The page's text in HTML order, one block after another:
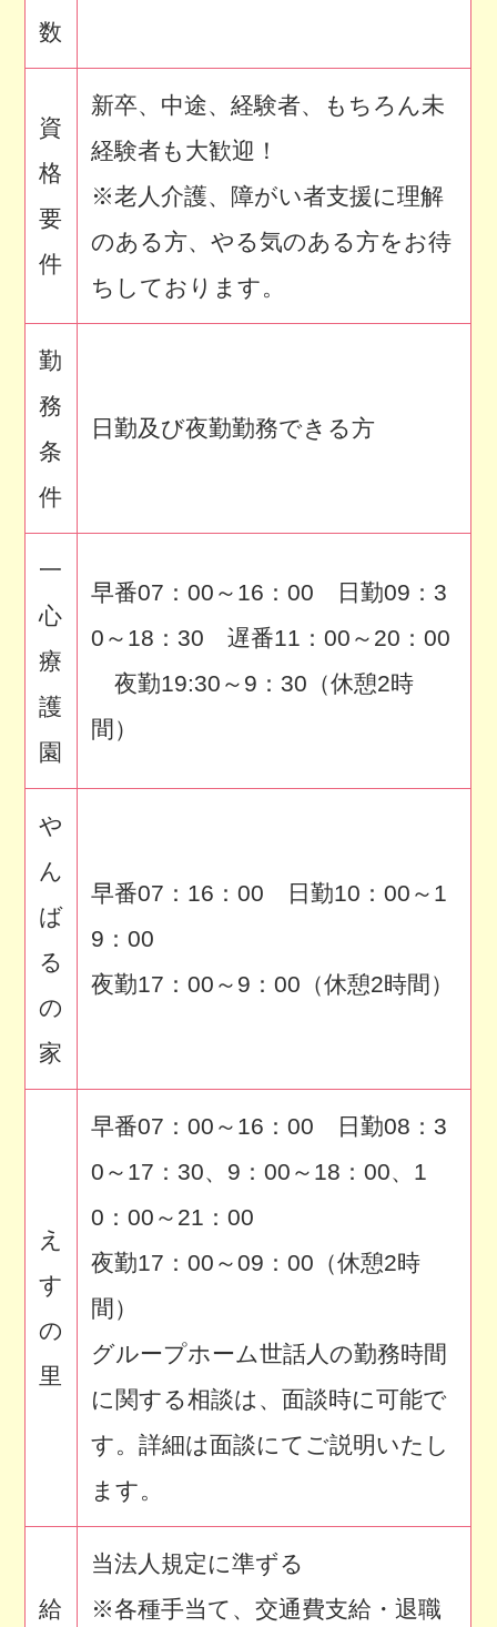
数
資
格
要
件
新卒、中途、経験者、もちろん未
経験者も大歓迎！
※老人介護、障がい者支援に理解
のある方、やる気のある方をお待
ちしております。
勤
務
条
件
日勤及び夜勤勤務できる方
一
心
療
護
園
早番07：00～16：00 日勤09：3
0～18：30 遅番11：00～20：00
夜勤19:30～9：30（休憩2時
間）
や
ん
ば
る
の
家
早番07：16：00 日勤10：00～1
9：00
夜勤17：00～9：00（休憩2時間）
え
す
の
里
早番07：00～16：00 日勤08：3
0～17：30、9：00～18：00、1
0：00～21：00
夜勤17：00～09：00（休憩2時
間）
グループホーム世話人の勤務時間
に関する相談は、面談時に可能で
す。詳細は面談にてご説明いたし
ます。
給
当法人規定に準ずる
※各種手当て、交通費支給・退職